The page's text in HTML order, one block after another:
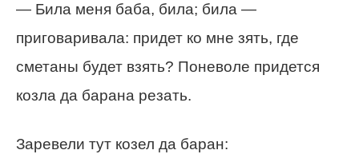
— Била меня баба, била; била —
приговаривала: придет ко мне зять, где
сметаны будет взять? Поневоле придется
козла да барана резать.
Заревели тут козел да баран: